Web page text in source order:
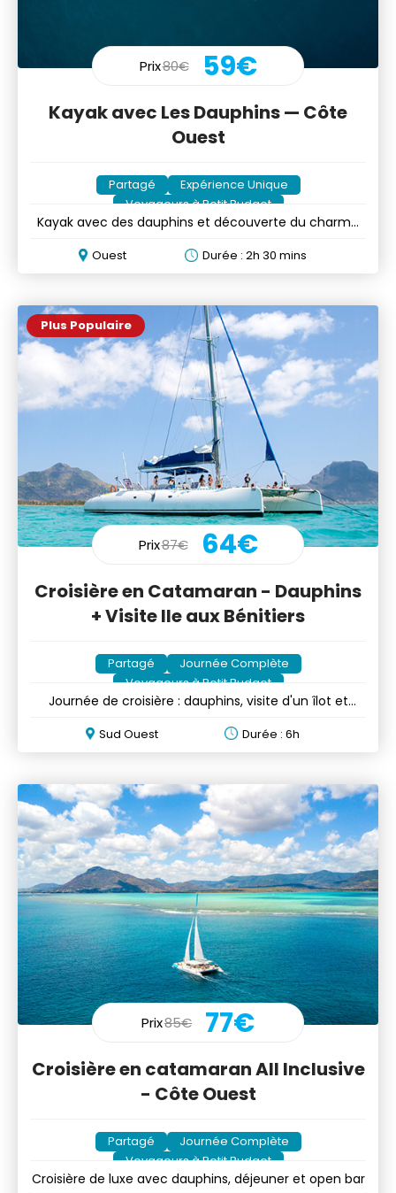
Prix80€ 59€
Kayak avec Les Dauphins — Côte
Ouest
Partagé
Expérience Unique
Voyageurs à Petit Budget
Kayak avec des dauphins et découverte du charme
Ouest Durée : 2h 30 mins
Plus Populaire
Prix87€ 64€
Croisière en Catamaran - Dauphins
+ Visite Ile aux Bénitiers
Partagé
Journée Complète
Voyageurs à Petit Budget
Journée de croisière : dauphins, visite d'un îlot et
Sud Ouest Durée : 6h
Prix85€ 77€
Croisière en catamaran All Inclusive
- Côte Ouest
Partagé
Journée Complète
Voyageurs à Petit Budget
Croisière de luxe avec dauphins, déjeuner et open bar